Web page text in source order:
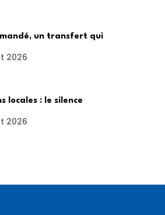
un transfert qui
2026
locales : le silence
2026